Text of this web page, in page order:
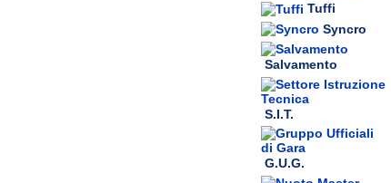
Tuffi
Syncro
Salvamento
S.I.T.
G.U.G.